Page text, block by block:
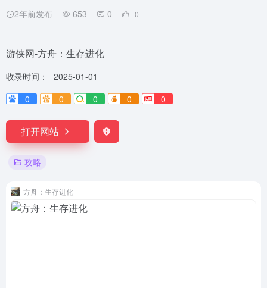
2年前发布 653 0 0
游侠网-方舟：生存进化
收录时间：
2025-01-01
0
0 0 0 0
打开网站
攻略
方舟：生存进化